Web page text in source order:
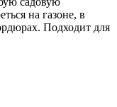
на газоне, в
Подходит для